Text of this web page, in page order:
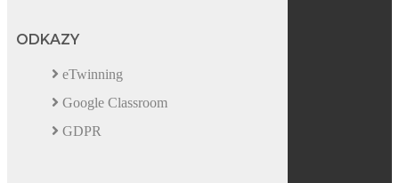
ODKAZY
eTwinning
Google Classroom
GDPR